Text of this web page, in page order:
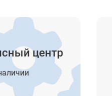
- 30"/2 мм
центр